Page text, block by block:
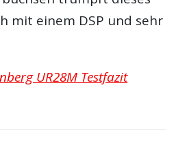
mit einem DSP und sehr
UR28M Testfazit